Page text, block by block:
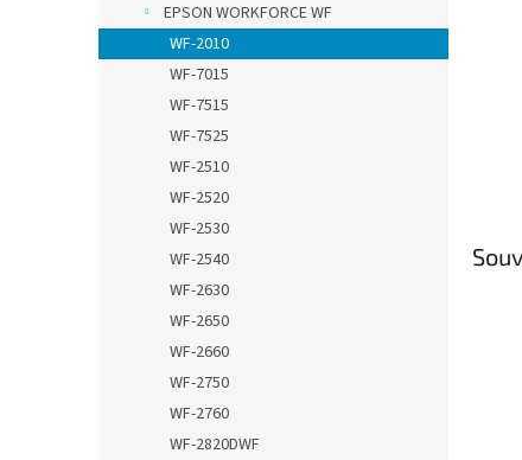
EPSON WORKFORCE WF
WF-2010
WF-7015
WF-7515
WF-7525
WF-2510
WF-2520
WF-2530
WF-2540
WF-2630
WF-2650
WF-2660
WF-2750
WF-2760
WF-2820DWF